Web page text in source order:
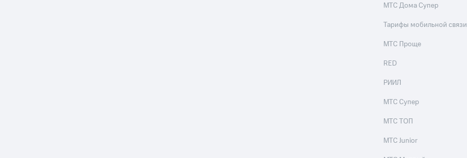
МТС Дома Супер
Тарифы мобильной связи
МТС Проще
RED
РИИЛ
МТС Супер
МТС ТОП
МТС Junior